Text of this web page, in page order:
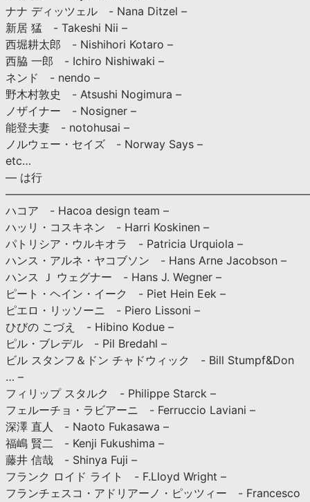
ナナ ディッツェル - Nana Ditzel –
新居 猛 - Takeshi Nii –
西堀耕太郎 - Nishihori Kotaro –
西脇 一郎 - Ichiro Nishiwaki –
ネンド - nendo –
野木村敦史 - Atsushi Nogimura –
ノザイナー - Nosigner –
能登夫妻 - notohusai –
ノルウェー・セイズ - Norway Says –
etc…
— は行
ハコア - Hacoa design team –
ハッリ・コスキネン - Harri Koskinen –
パトリシア・ウルキオラ - Patricia Urquiola –
ハンス・アルネ・ヤコブソン - Hans Arne Jacobson –
ハンス Ｊ ウェグナー - Hans J. Wegner –
ピート・ヘイン・イーク - Piet Hein Eek –
ピエロ・リッソーニ - Piero Lissoni –
ひびの こづえ - Hibino Kodue –
ピル・ブレデル - Pil Bredahl –
ビル スタンフ＆ドン チャドウィック - Bill Stumpf&Don
… –
フィリップ スタルク - Philippe Starck –
フェルーチョ・ラビアーニ - Ferruccio Laviani –
深澤 直人 - Naoto Fukasawa –
福嶋 賢二 - Kenji Fukushima –
藤井 信哉 - Shinya Fuji –
フランク ロイド ライト - F.Lloyd Wright –
フランチェスコ・アドリアーノ・ピッツィー - Francesco